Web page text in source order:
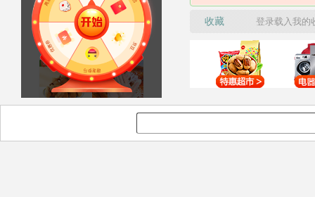
收藏 登录载入我